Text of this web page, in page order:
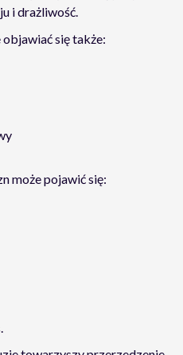
i drażliwość.
się także:
może pojawić się: